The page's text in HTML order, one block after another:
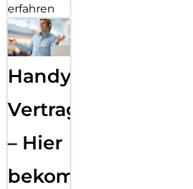
erfahren
Handy
Vertragsabwicklung
– Hier
bekommst